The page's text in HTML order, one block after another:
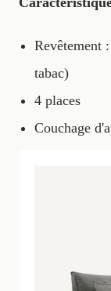
Revêtement
tabac)
4 places
Couchage